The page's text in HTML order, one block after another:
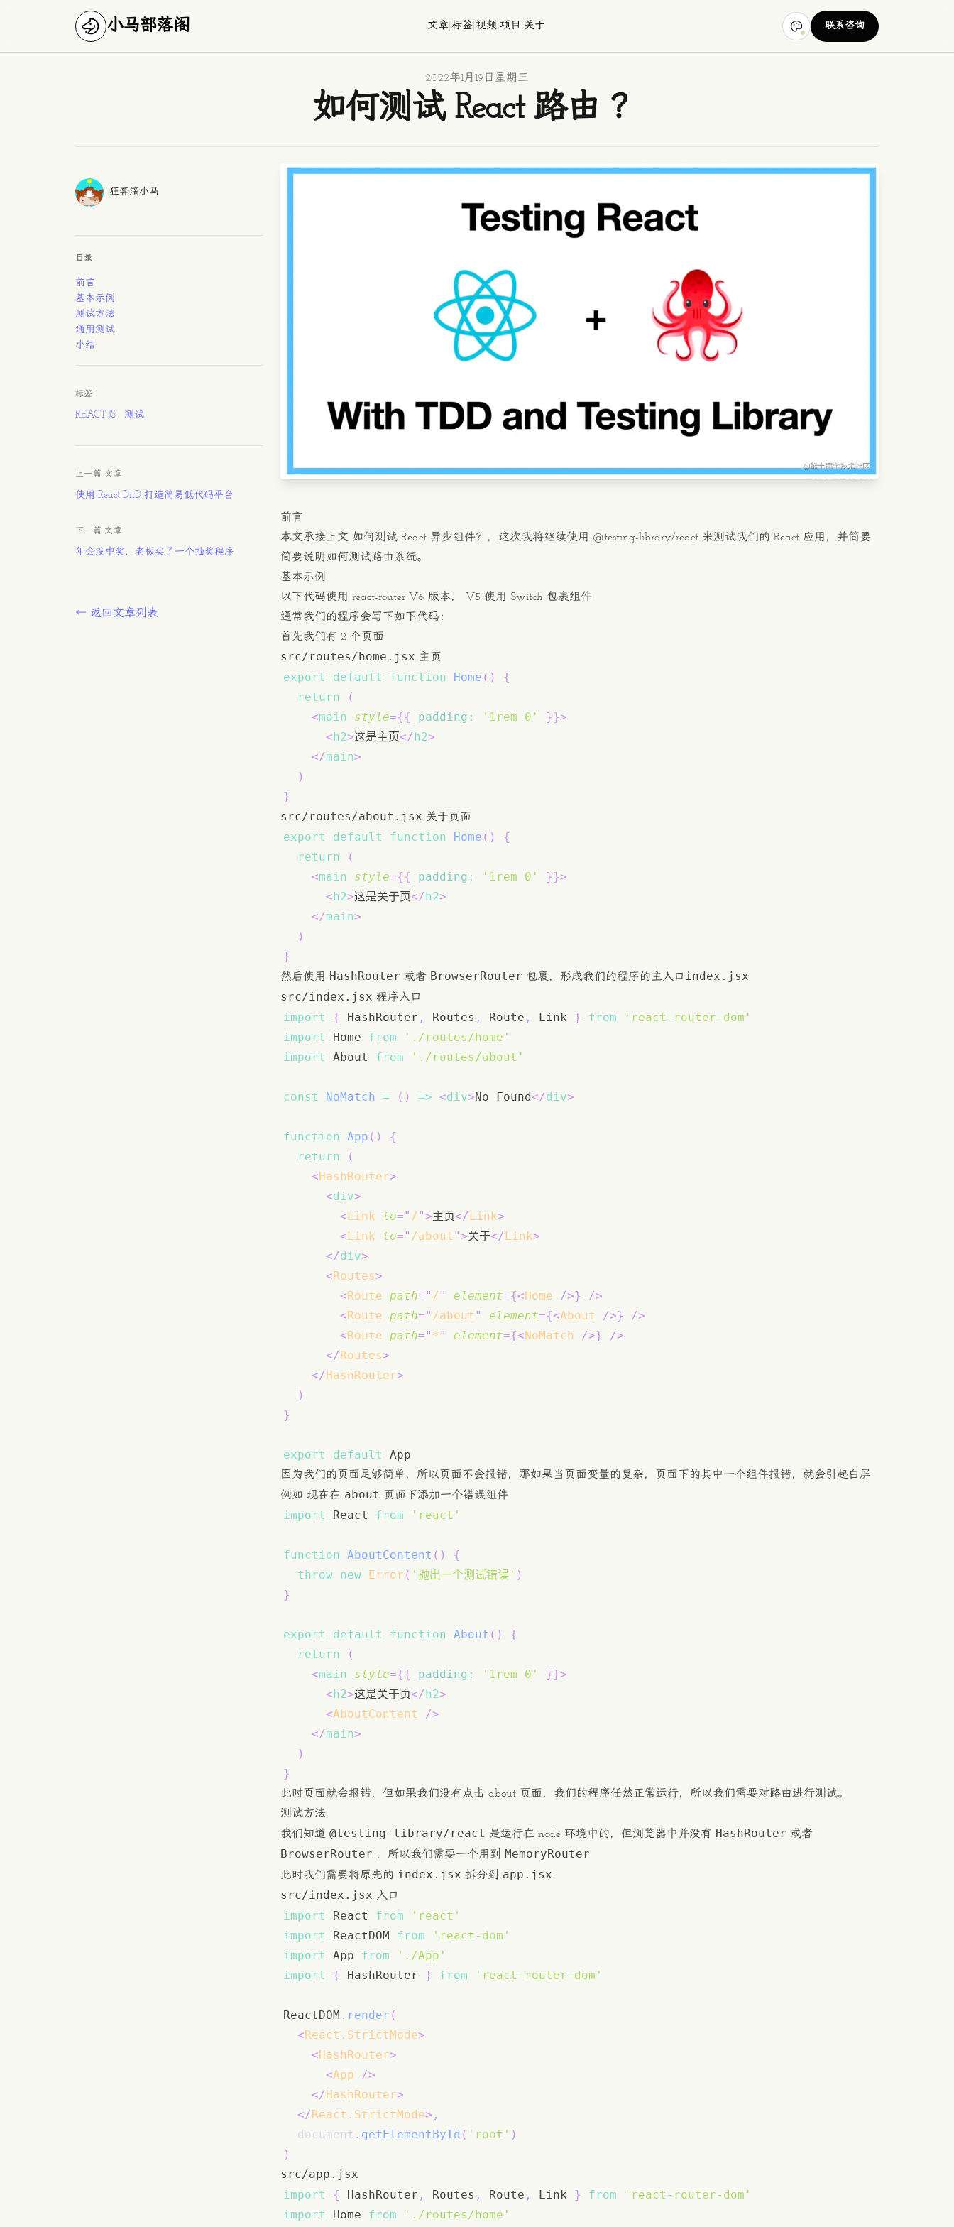
小马部落阁 文章 标签| 视频 项目 关于 联系咨询
2022年1月19日星期三
如何测试 React 路由 ？
Authors作者
狂奔滴小马
目录
前言
基本示例
测试方法
通用测试
小结
前言
本文承接上文 如何测试 React 异步组件？ ，这次我将继续使用 @testing-library/react 来测试我们的 React 应用，并简要
简要说明如何测试路由系统。
基本示例
以下代码使用 react-router V6 版本， V5 使用 Switch 包裹组件
通常我们的程序会写下如下代码：
首先我们有 2 个页面
src/routes/home.jsx 主页
export default function Home ( )
{
return
(
<main style={{ padding : '1rem 0' }}>
<h2>这是主页</h2>
</main>
)
}
src/routes/about.jsx 关于页面
export default function Home ( )
{
return
(
<main style={{ padding : '1rem 0' }}>
<h2>这是关于页</h2>
</main>
)
}
然后使用 HashRouter 或者 BrowserRouter 包裹，形成我们的程序的主入口 index.jsx
src/index.jsx 程序入口
import { HashRouter , Routes , Route , Link } from
'react-router-dom'
import
Home from
'./routes/home'
import
About from './routes/about'
const NoMatch = ( ) => <div>No Found</div>
function App ( )
{
return
(
<HashRouter>
<div>
<Link to=" / ">主页</Link>
<Link to=" /about ">关于</Link>
</div>
<Routes>
<Route path=" / " element={<Home />}
/>
<Route path=" /about " element={<About />}
/>
<Route path=" * " element={<NoMatch />}
/>
</Routes>
</HashRouter>
)
}
export default App
因为我们的页面足够简单，所以页面不会报错，那如果当页面变量的复杂，页面下的其中一个组件报错，就会引起白屏
例如 现在在 about 页面下添加一个错误组件
import React from 'react'
function AboutContent ( )
{
throw new Error ( '抛出一个测试错误' )
}
export default function About ( )
{
return
(
<main style={{ padding : '1rem 0' }}>
<h2>这是关于页</h2>
<AboutContent
/>
</main>
)
}
此时页面就会报错，但如果我们没有点击 about 页面，我们的程序任然正常运行，所以我们需要对路由进行测试。
测试方法
我们知道 @testing-library/react 是运行在 node 环境中的，但浏览器中并没有 HashRouter 或者
BrowserRouter ，所以我们需要一个用到 MemoryRouter
此时我们需要将原先的 index.jsx 拆分到 app.jsx
src/index.jsx 入口
import React from
'react'
import
ReactDOM from
'react-dom'
import
App from
'./App'
import
{ HashRouter } from 'react-router-dom'
ReactDOM . render (
<React.StrictMode>
<HashRouter>
<App
/>
</HashRouter>
</React.StrictMode> ,
document . getElementById ( 'root' )
)
src/app.jsx
import
{ HashRouter , Routes , Route , Link } from
'react-router-dom'
import
Home from './routes/home'
标签
REACT.JS 测试
上一篇 文章
使用 React-DnD 打造简易低代码平台
下一篇 文章
年会没中奖，老板买了一个抽奖程序
← 返回文章列表